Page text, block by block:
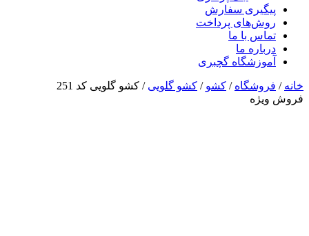
پیگیری سفارش
روش‌های پرداخت
تماس با ما
درباره ما
آموزشگاه گچبری
خانه / فروشگاه / کشو / کشو گلویی / کشو گلویی کد 251
فروش ویژه